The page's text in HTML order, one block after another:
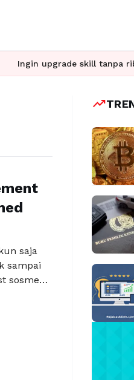
upgrade skill tanpa ribet?
saja
sampai
sosmed
pelaku
trending_up